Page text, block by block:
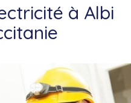
à Albi